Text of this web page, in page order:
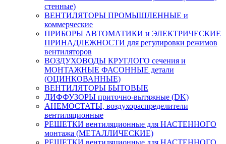
стенные)
ВЕНТИЛЯТОРЫ ПРОМЫШЛЕННЫЕ и
коммерческие
ПРИБОРЫ АВТОМАТИКИ и ЭЛЕКТРИЧЕСКИЕ
ПРИНАДЛЕЖНОСТИ для регулировки режимов
вентиляторов
ВОЗДУХОВОДЫ КРУГЛОГО сечения и
МОНТАЖНЫЕ ФАСОННЫЕ детали
(ОЦИНКОВАННЫЕ)
ВЕНТИЛЯТОРЫ БЫТОВЫЕ
ДИФФУЗОРЫ приточно-вытяжные (DK)
АНЕМОСТАТЫ, воздухораспределители
вентиляционные
РЕШЕТКИ вентиляционные для НАСТЕННОГО
монтажа (МЕТАЛЛИЧЕСКИЕ)
РЕШЕТКИ вентиляционные для НАСТЕННОГО